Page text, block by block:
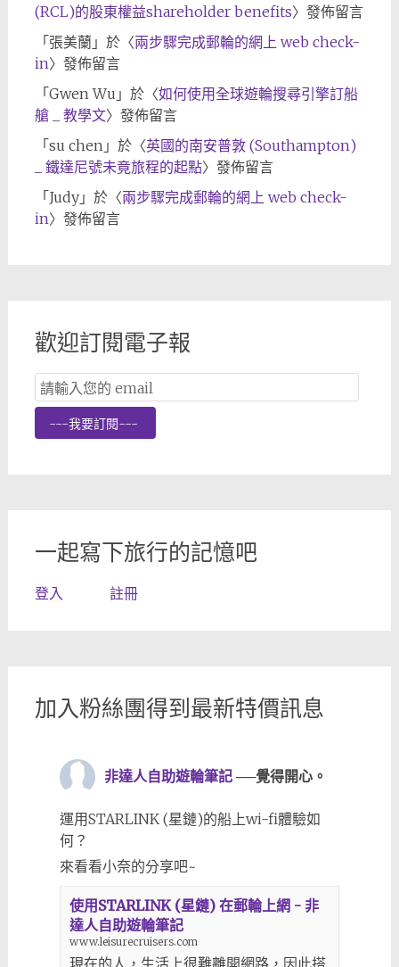
(RCL)的股東權益shareholder benefits〉發佈留言
「張美蘭 」於〈兩步驟完成郵輪的網上 web check-
in〉發佈留言
「Gwen Wu 」於〈如何使用全球遊輪搜尋引擎訂船
艙 _ 教學文〉發佈留言
「su chen 」於〈英國的南安普敦 (Southampton)
_ 鐵達尼號未竟旅程的起點〉發佈留言
「Judy」於〈兩步驟完成郵輪的網上 web check-
in〉發佈留言
歡迎訂閱電子報
Email
Subscription
---我要訂閱---
一起寫下旅行的記憶吧
登入 註冊
加入粉絲團得到最新特價訊息
非達人自助遊輪筆記 ──覺得開心。
運用STARLINK (星鏈)的船上wi-fi體驗如
何？
來看看小奈的分享吧~
使用STARLINK (星鏈) 在郵輪上網 - 非
達人自助遊輪筆記
www.leisurecruisers.com